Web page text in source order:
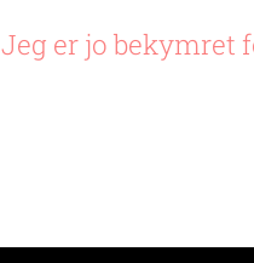
Jeg er jo bekymret